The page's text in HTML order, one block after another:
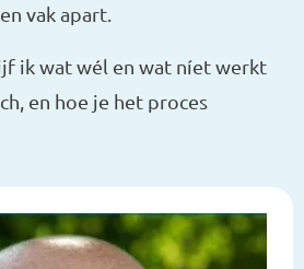
vak apart.
ik wat wél en wat níet werkt
en hoe je het proces